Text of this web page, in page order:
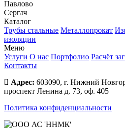
Павлово
Сергач
Каталог
Трубы стальные Металлопрокат
изоляции
Меню
Услуги О нас Портфолио Расчёт
Контакты
Адрес: 603090, г. Нижний
проспект Ленина д. 73, оф. 405
Политика конфиденциальности